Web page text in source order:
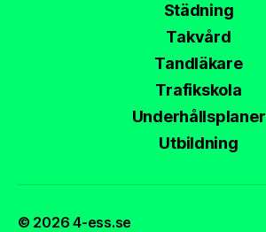
Städning
Takvård
Tandläkare
Trafikskola
Underhållsplaner
Utbildning
© 20264-ess.se